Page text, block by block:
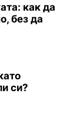
как да
без да
си?